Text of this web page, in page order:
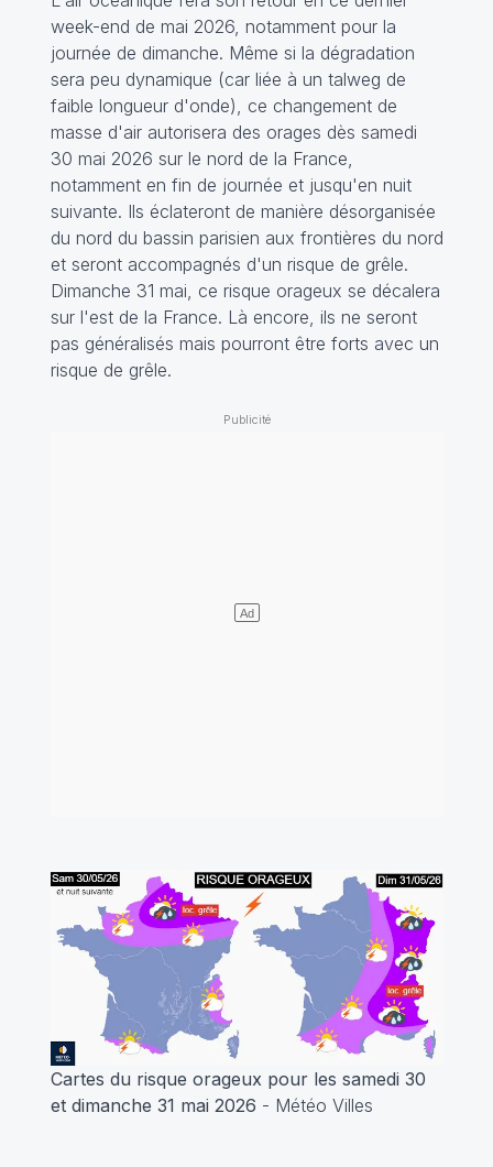
week-end de mai 2026, notamment pour la
journée de dimanche. Même si la dégradation
sera peu dynamique (car liée à un talweg de
faible longueur d'onde), ce changement de
masse d'air autorisera des orages dès samedi
30 mai 2026 sur le nord de la France,
notamment en fin de journée et jusqu'en nuit
suivante. Ils éclateront de manière désorganisée
du nord du bassin parisien aux frontières du nord
et seront accompagnés d'un risque de grêle.
Dimanche 31 mai, ce risque orageux se décalera
sur l'est de la France. Là encore, ils ne seront
pas généralisés mais pourront être forts avec un
risque de grêle.
Cartes du risque orageux pour les samedi 30
et dimanche 31 mai 2026 - Météo Villes